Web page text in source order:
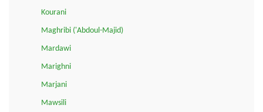
Kourani
Maghribi ('Abdoul-Majid)
Mardawi
Marighni
Marjani
Mawsili